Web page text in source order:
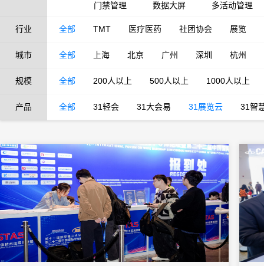
门禁管理
数据大屏 多活动管理
行业 全部 TMT 医疗医药 社团协会 展览
城市 全部 上海 北京 广州 深圳 杭州
规模 全部 200人以上 500人以上 1000人以上
产品 全部 31轻会 31大会易 31展览云 31智